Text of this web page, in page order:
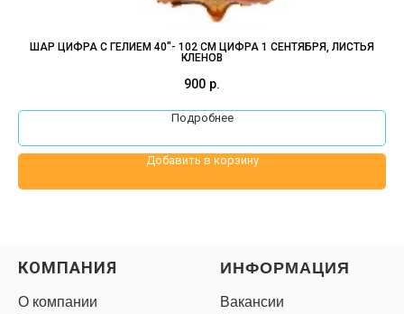
ШАР ЦИФРА С ГЕЛИЕМ 40"- 102 СМ ЦИФРА 1 СЕНТЯБРЯ, ЛИСТЬЯ
КЛЕНОВ
900 р.
Подробнее
Добавить в корзину
КОМПАНИЯ
О компании
ИНФОРМАЦИЯ
Вакансии